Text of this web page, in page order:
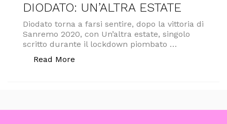
DIODATO: UN’ALTRA ESTATE
Diodato torna a farsi sentire, dopo la vittoria di
Sanremo 2020, con Un’altra estate, singolo
scritto durante il lockdown piombato …
Read More